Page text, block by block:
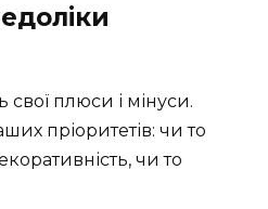
свої плюси і мінуси.
пріоритетів: чи то
чи то